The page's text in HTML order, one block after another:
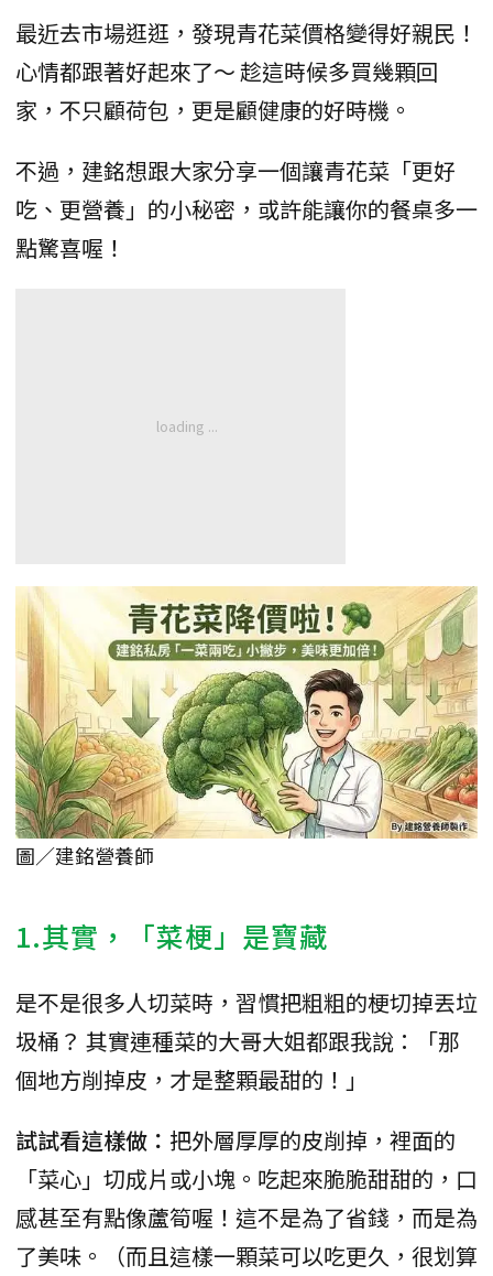
最近去市場逛逛，發現青花菜價格變得好親民！
心情都跟著好起來了～ 趁這時候多買幾顆回
家，不只顧荷包，更是顧健康的好時機。
不過，建銘想跟大家分享一個讓青花菜「更好
吃、更營養」的小秘密，或許能讓你的餐桌多一
點驚喜喔！
圖／建銘營養師
1.其實，「菜梗」是寶藏
是不是很多人切菜時，習慣把粗粗的梗切掉丟垃
圾桶？ 其實連種菜的大哥大姐都跟我說：「那
個地方削掉皮，才是整顆最甜的！」
試試看這樣做： 把外層厚厚的皮削掉，裡面的
「菜心」切成片或小塊。吃起來脆脆甜甜的，口
感甚至有點像蘆筍喔！這不是為了省錢，而是為
了美味。（而且這樣一顆菜可以吃更久，很划算